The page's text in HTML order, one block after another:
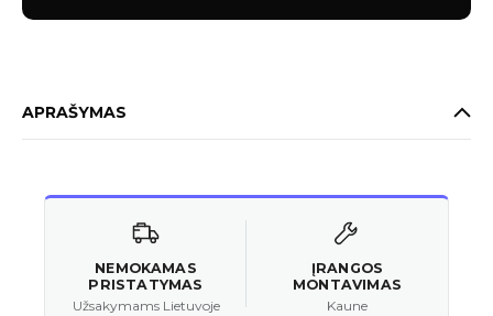
APRAŠYMAS
NEMOKAMAS
PRISTATYMAS
Užsakymams Lietuvoje
ĮRANGOS
MONTAVIMAS
Kaune